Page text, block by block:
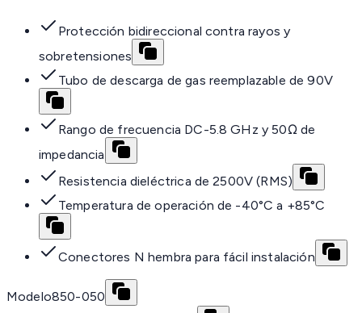
Protección bidireccional contra rayos y
sobretensiones
Tubo de descarga de gas reemplazable de 90V
Rango de frecuencia DC-5.8 GHz y 50Ω de
impedancia
Resistencia dieléctrica de 2500V (RMS)
Temperatura de operación de -40°C a +85°C
Conectores N hembra para fácil instalación
Modelo850-050